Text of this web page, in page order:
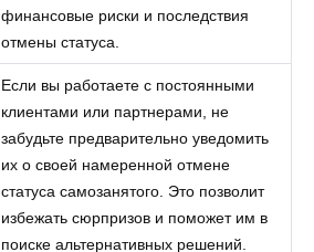
финансовые риски и последствия
отмены статуса.
Если вы работаете с постоянными
клиентами или партнерами, не
забудьте предварительно уведомить
их о своей намеренной отмене
статуса самозанятого. Это позволит
избежать сюрпризов и поможет им в
поиске альтернативных решений.